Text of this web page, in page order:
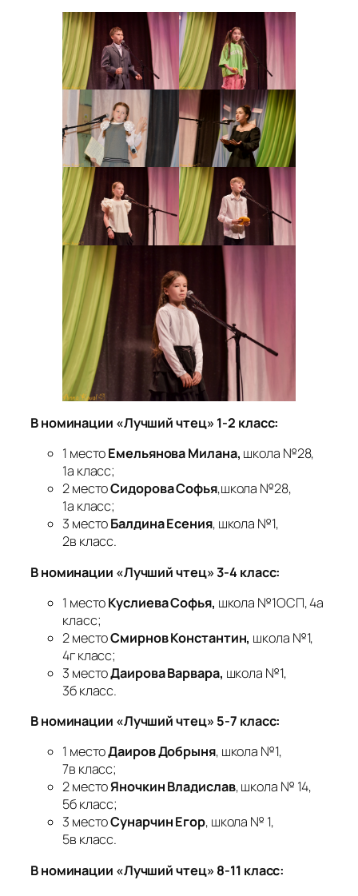
В номинации «Лучший чтец» 1-2 класс:
1 местоЕмельянова Милана, школа №28,
1а класс;
2 местоСидорова Софья,школа №28,
1а класс;
3 местоБалдина Есения, школа №1,
2в класс.
В номинации «Лучший чтец» 3-4 класс:
1 местоКуслиева Софья, школа №1ОСП, 4а
класс;
2 местоСмирнов Константин, школа №1,
4г класс;
3 местоДаирова Варвара, школа №1,
3б класс.
В номинации «Лучший чтец» 5-7 класс:
1 местоДаиров Добрыня, школа №1,
7в класс;
2 местоЯночкин Владислав, школа № 14,
5б класс;
3 местоСунарчин Егор, школа № 1,
5в класс.
В номинации «Лучший чтец» 8-11 класс: